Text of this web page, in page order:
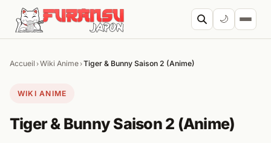
Aller au contenu
🌙
Accueil ›Wiki Anime›Tiger & Bunny Saison 2 (Anime)
WIKI ANIME
Tiger & Bunny Saison 2 (Anime)